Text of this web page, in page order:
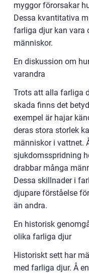
myggor förorsakar
Dessa kvantitativa
farliga djur kan vara
människor.
En diskussion om
varandra
Trots att alla farliga
skada finns det
exempel är hajar
deras stora storlek
människor i vattnet.
sjukdomsspridning
drabbar många
Dessa skillnader i
djupare förståelse
än andra.
En historisk
olika farliga djur
Historiskt sett har
med farliga djur. Å